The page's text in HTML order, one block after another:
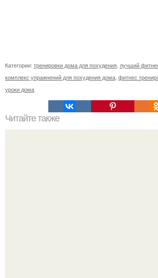
Категории: тренировки дома для похудения лучший
комплекс упражнений для похудения дома фитнес
уроки дома
Читайте также